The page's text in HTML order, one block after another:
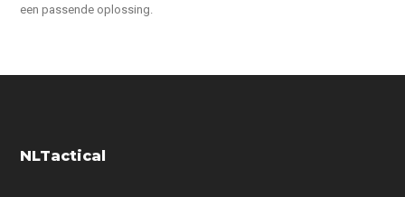
een passende oplossing.
NLTactical